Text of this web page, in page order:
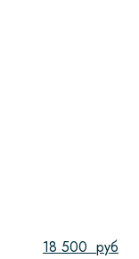
18 500 руб